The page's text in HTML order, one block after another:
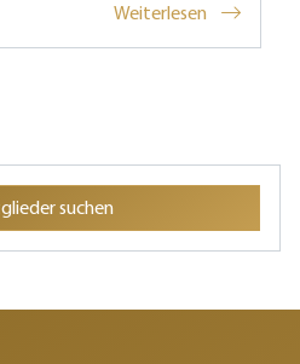
Weiterlesen
suchen